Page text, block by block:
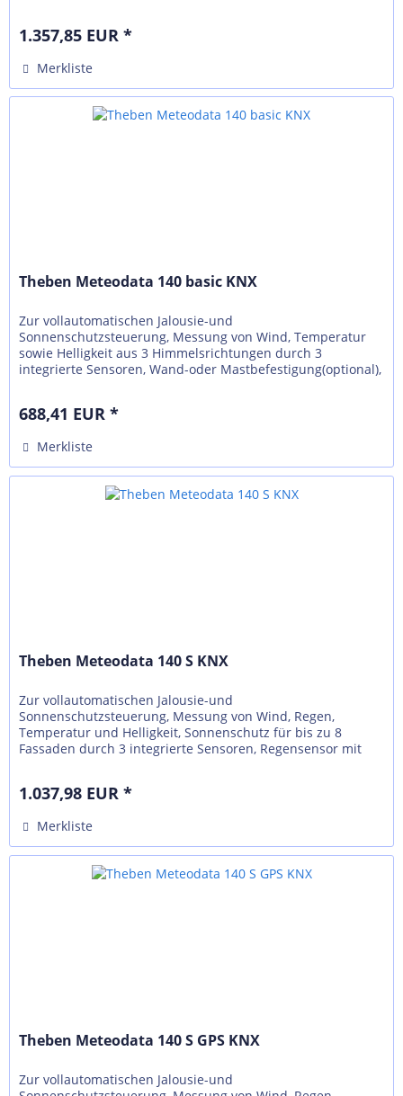
1.357,85 EUR *
Merkliste
Theben Meteodata 140 basic KNX
Zur vollautomatischen Jalousie-und
Sonnenschutzsteuerung, Messung von Wind, Temperatur
sowie Helligkeit aus 3 Himmelsrichtungen durch 3
integrierte Sensoren, Wand-oder Mastbefestigung(optional),
688,41 EUR *
Merkliste
Theben Meteodata 140 S KNX
Zur vollautomatischen Jalousie-und
Sonnenschutzsteuerung, Messung von Wind, Regen,
Temperatur und Helligkeit, Sonnenschutz für bis zu 8
Fassaden durch 3 integrierte Sensoren, Regensensor mit
1.037,98 EUR *
Merkliste
Theben Meteodata 140 S GPS KNX
Zur vollautomatischen Jalousie-und